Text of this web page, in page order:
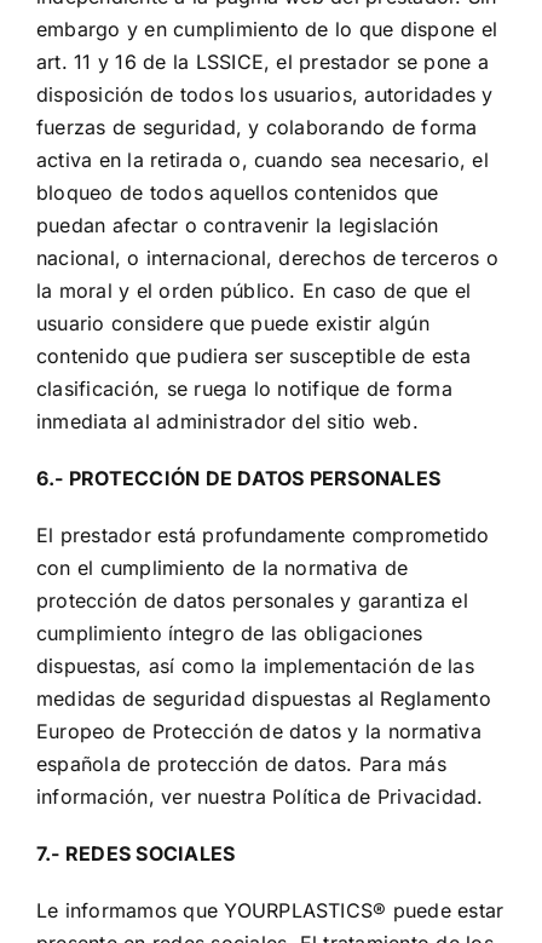
embargo y en cumplimiento de lo que dispone el
art. 11 y 16 de la LSSICE, el prestador se pone a
disposición de todos los usuarios, autoridades y
fuerzas de seguridad, y colaborando de forma
activa en la retirada o, cuando sea necesario, el
bloqueo de todos aquellos contenidos que
puedan afectar o contravenir la legislación
nacional, o internacional, derechos de terceros o
la moral y el orden público. En caso de que el
usuario considere que puede existir algún
contenido que pudiera ser susceptible de esta
clasificación, se ruega lo notifique de forma
inmediata al administrador del sitio web.
6.- PROTECCIÓN DE DATOS PERSONALES
El prestador está profundamente comprometido
con el cumplimiento de la normativa de
protección de datos personales y garantiza el
cumplimiento íntegro de las obligaciones
dispuestas, así como la implementación de las
medidas de seguridad dispuestas al Reglamento
Europeo de Protección de datos y la normativa
española de protección de datos. Para más
información, ver nuestra Política de Privacidad.
7.- REDES SOCIALES
Le informamos que YOURPLASTICS® puede estar